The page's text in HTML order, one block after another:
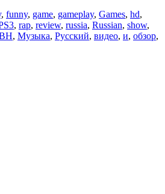
, funny, game, gameplay, Games, hd,
, rap, review, russia, Russian, show,
, Музыка, Русский, видео, и, обзор,